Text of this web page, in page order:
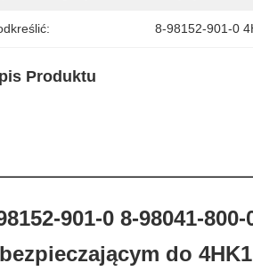
8-98152-901-0
Produktu
901-0 8-98041-
do